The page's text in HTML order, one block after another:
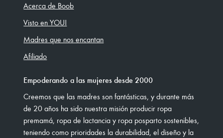
Acerca de Boob
Visto en YOU!
Madres que nos encantan
Afiliado
Empoderando a las mujeres desde 2000
Creemos que las madres son fantásticas, y durante más
de 20 años ha sido nuestra misión producir ropa
premamá, ropa de lactancia y ropa posparto sostenibles,
teniendo como prioridades la durabilidad, el diseño y la